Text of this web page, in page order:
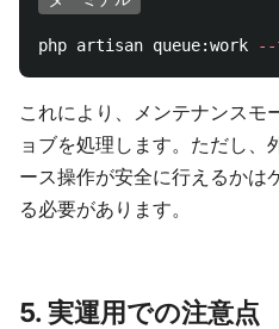
php artisan queue:work --
これにより、メンテナンスモ
ョブを処理します。ただし、
ース操作が安全に行えるかは
る必要があります。
5. 実運用での注意点